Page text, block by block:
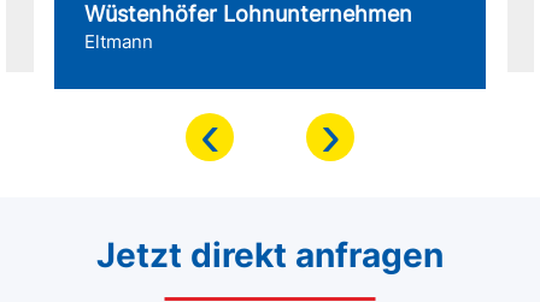
Wüstenhöfer Lohnunternehmen
Eltmann
‹ ›
Jetzt direkt anfragen